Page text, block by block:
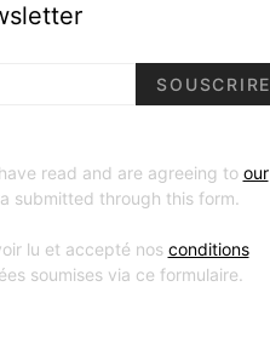
SOUSCRIRE
read and are agreeing to our
submitted through this form.
lu et accepté nos conditions
soumises via ce formulaire.